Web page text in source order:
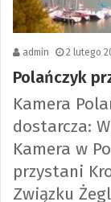
admin 2 lutego
Polańczyk
Kamera
dostarcza:
Kamera w
przystani
Związku